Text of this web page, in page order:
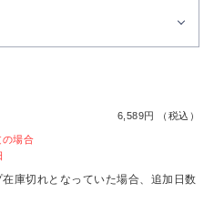
6,589円 （税込）
場合
庫切れとなっていた場合、追加日数